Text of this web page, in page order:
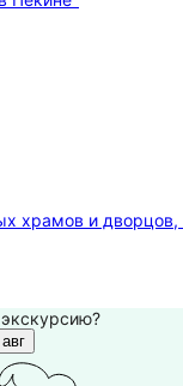
храмов и дворцов,